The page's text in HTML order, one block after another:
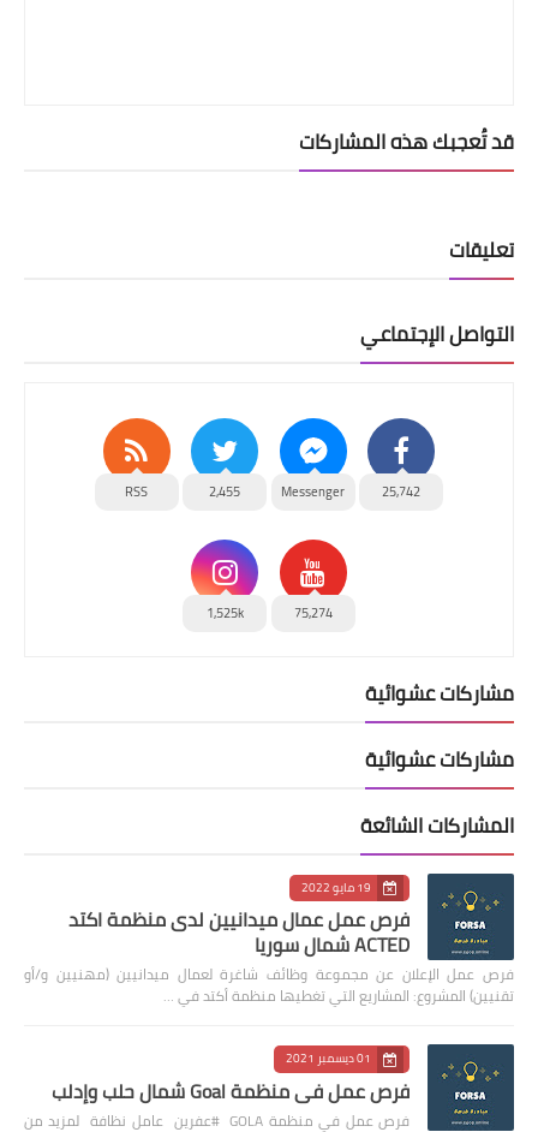
قد تُعجبك هذه المشاركات
تعليقات
التواصل الإجتماعي
25,742
Messenger
2,455
RSS
75,274
1,525k
مشاركات عشوائية
مشاركات عشوائية
المشاركات الشائعة
19 مايو 2022
فرص عمل عمال ميدانيين لدى منظمة اكتد
ACTED شمال سوريا
فرص عمل الإعلان عن مجموعة وظائف شاغرة لعمال ميدانيين (مهنيين و/أو
تقنيين) المشروع: المشاريع التي تغطيها منظمة أكتد في …
01 ديسمبر 2021
فرص عمل في منظمة Goal شمال حلب وإدلب
فرص عمل في منظمة GOLA #عفرين عامل نظافة لمزيد من